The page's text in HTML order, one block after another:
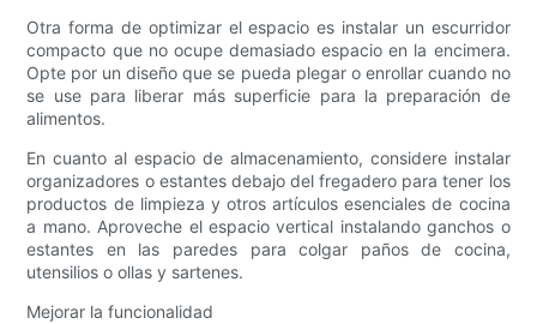
Otra forma de optimizar el espacio es instalar un escurridor
compacto que no ocupe demasiado espacio en la encimera.
Opte por un diseño que se pueda plegar o enrollar cuando no
se use para liberar más superficie para la preparación de
alimentos.
En cuanto al espacio de almacenamiento, considere instalar
organizadores o estantes debajo del fregadero para tener los
productos de limpieza y otros artículos esenciales de cocina
a mano. Aproveche el espacio vertical instalando ganchos o
estantes en las paredes para colgar paños de cocina,
utensilios o ollas y sartenes.
Mejorar la funcionalidad